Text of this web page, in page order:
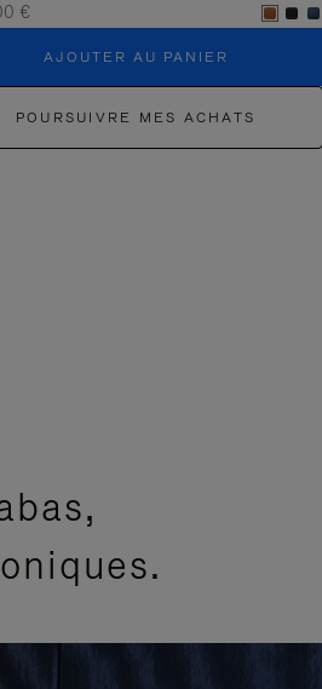
€
AJOUTER AU PANIER
POURSUIVRE MES ACHATS